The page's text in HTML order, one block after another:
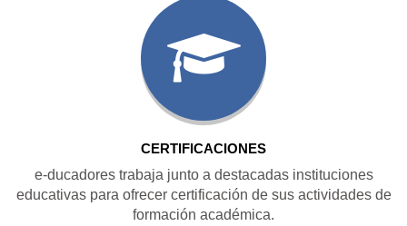
CERTIFICACIONES
e-ducadores trabaja junto a destacadas instituciones
educativas para ofrecer certificación de sus actividades de
formación académica.